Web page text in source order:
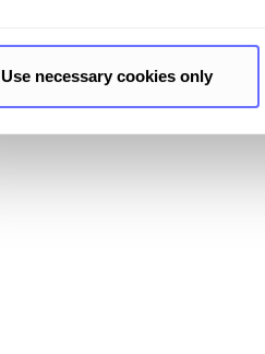
Use necessary cookies only